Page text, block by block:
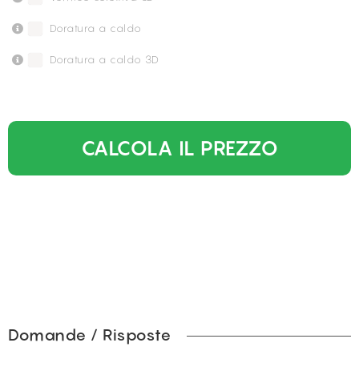
Doratura a caldo
Doratura a caldo 3D
CALCOLA IL PREZZO
Domande / Risposte